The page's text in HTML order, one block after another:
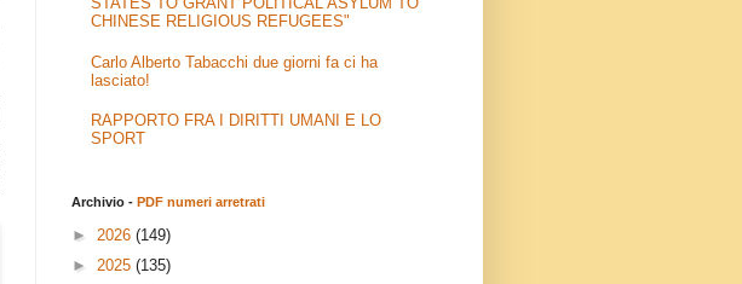
CHINESE RELIGIOUS REFUGEES"
Carlo Alberto Tabacchi due giorni fa ci ha
lasciato!
RAPPORTO FRA I DIRITTI UMANI E LO
SPORT
Archivio - PDF numeri arretrati
► 2026 (149)
► 2025 (135)